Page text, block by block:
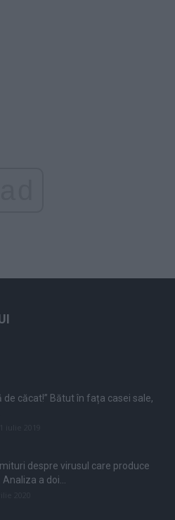
de căcat!” Bătut în fața casei sale,
despre virusul care produce
Analiza a doi...